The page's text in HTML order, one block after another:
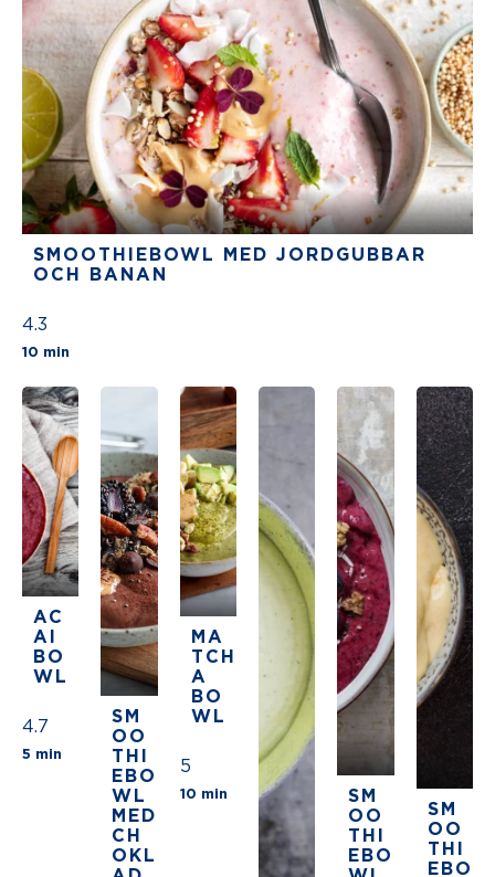
SMOOTHIEBOWL MED JORDGUBBAR
OCH BANAN
4.3
10 min
AC
AI
BO
WL
4.7
5 min The average star rating for this recipe is 5
SM
OO
THI
EBO
WL
MED
CH
OKL
MA
TCH
A
BO
WL
5
10 min The average star rating for
SM
OO
THI
EBO
SM
OO
THI
EBO